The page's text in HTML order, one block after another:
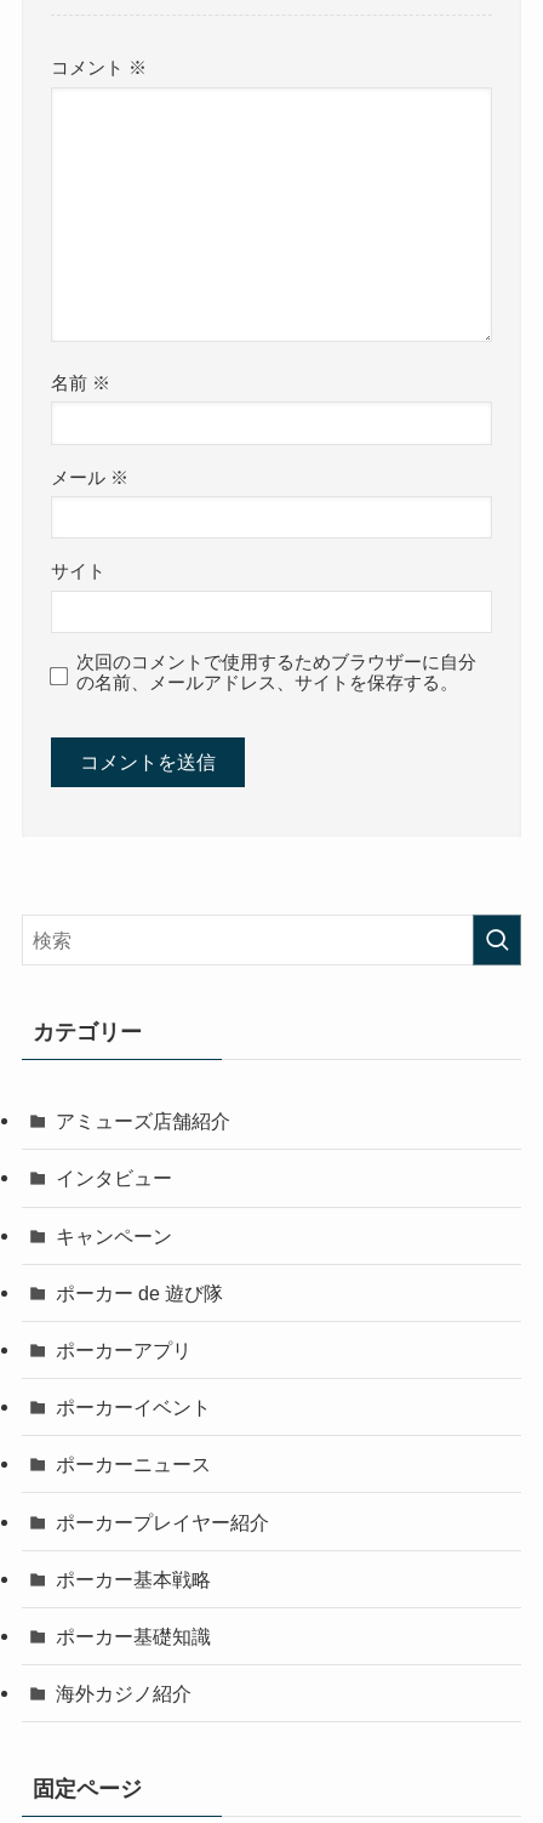
コメント ※
名前 ※
メール ※
サイト
次回のコメントで使用するためブラウザーに自分
の名前、メールアドレス、サイトを保存する。
カテゴリー
アミューズ店舗紹介
インタビュー
キャンペーン
ポーカー de 遊び隊
ポーカーアプリ
ポーカーイベント
ポーカーニュース
ポーカープレイヤー紹介
ポーカー基本戦略
ポーカー基礎知識
海外カジノ紹介
固定ページ